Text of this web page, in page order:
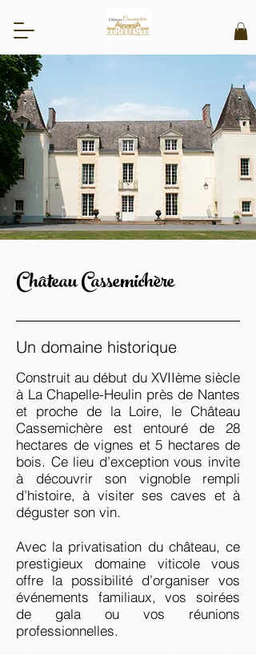
Château Cassemichère
Un domaine historique
Construit au début du XVIIème siècle
à La Chapelle-Heulin près de Nantes
et proche de la Loire, le Château
Cassemichère est entouré de 28
hectares de vignes et 5 hectares de
bois. Ce lieu d’exception vous invite
à découvrir son vignoble rempli
d’histoire, à visiter ses caves et à
déguster son vin.
Avec la privatisation du château, ce
prestigieux domaine viticole vous
offre la possibilité d’organiser vos
événements familiaux, vos soirées
de gala ou vos réunions
professionnelles.